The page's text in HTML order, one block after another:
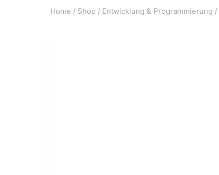
Home / Shop / Entwicklung & Programmierung /